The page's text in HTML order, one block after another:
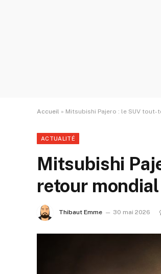
Accueil » Mitsubishi Pajero : le SUV
ACTUALITÉ
Mitsubishi
retour
Thibaut Emme 30 mai 2026